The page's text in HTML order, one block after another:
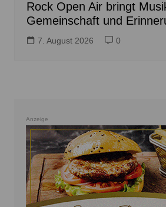
Rock Open Air bringt
Gemeinschaft und
7. August 2026 0
Anzeige